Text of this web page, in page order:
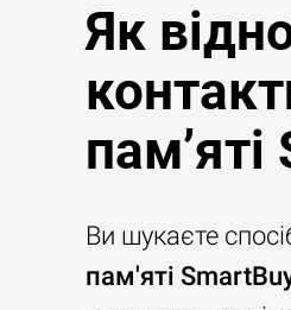
Як
Ви шукаєте
пам'яті